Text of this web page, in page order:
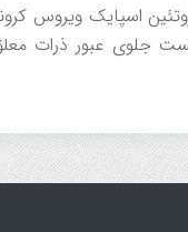
اسپایک ویروس